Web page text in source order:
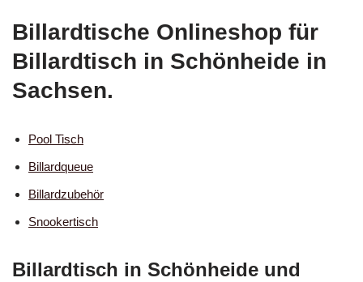
Billardtische Onlineshop für
Billardtisch in Schönheide in
Sachsen.
Pool Tisch
Billardqueue
Billardzubehör
Snookertisch
Billardtisch in Schönheide und